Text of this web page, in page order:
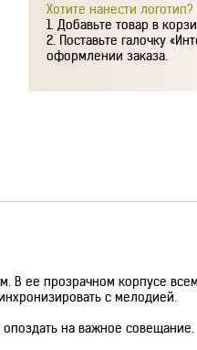
Хотите нанести логотип?
Добавьте товар в
Поставьте галочку
оформлении заказа.
ее прозрачном корпусе
с мелодией.
на важное совещание.